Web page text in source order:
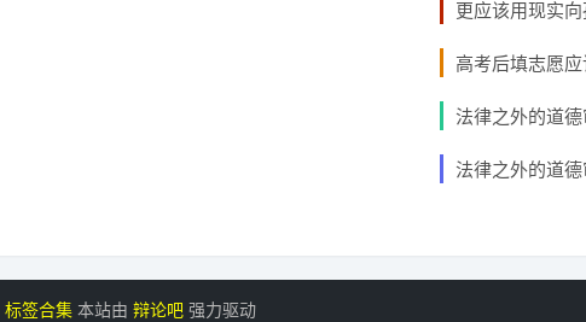
更应该用现实
高考后填志愿
法律之外的道
法律之外的道
标签合集 本站由 辩论吧 强力驱动